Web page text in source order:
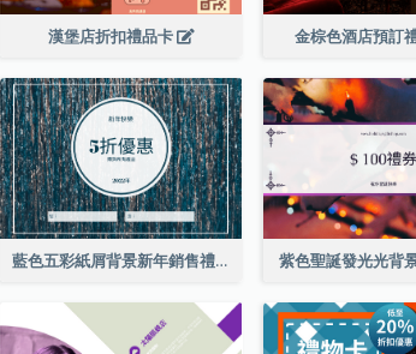
漢堡店折扣禮品卡 金棕色酒店預訂
藍色五彩紙屑背景新年銷售禮品卡 紫色聖誕發光光背